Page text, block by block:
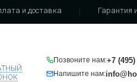
и доставка Гарантия
Позвоните нам:+7 (495)
Напишите нам: